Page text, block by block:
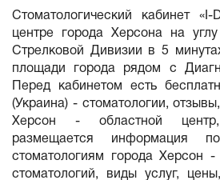
Стоматологический кабинет
центре города Херсона на
Стрелковой Дивизии в 5
площади города рядом с
Перед кабинетом есть
(Украина) - стоматологии,
Херсон - областной
размещается информация
стоматологиям города Херсон
стоматологий, виды услуг,